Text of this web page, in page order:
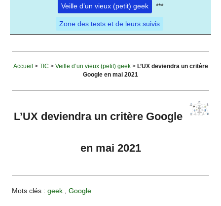
Veille d’un vieux (petit) geek ***
Zone des tests et de leurs suivis
Accueil > TIC > Veille d’un vieux (petit) geek> L’UX deviendra un critère
Google en mai 2021
L’UX deviendra un critère Google
en mai 2021
Mots clés :geek ,Google